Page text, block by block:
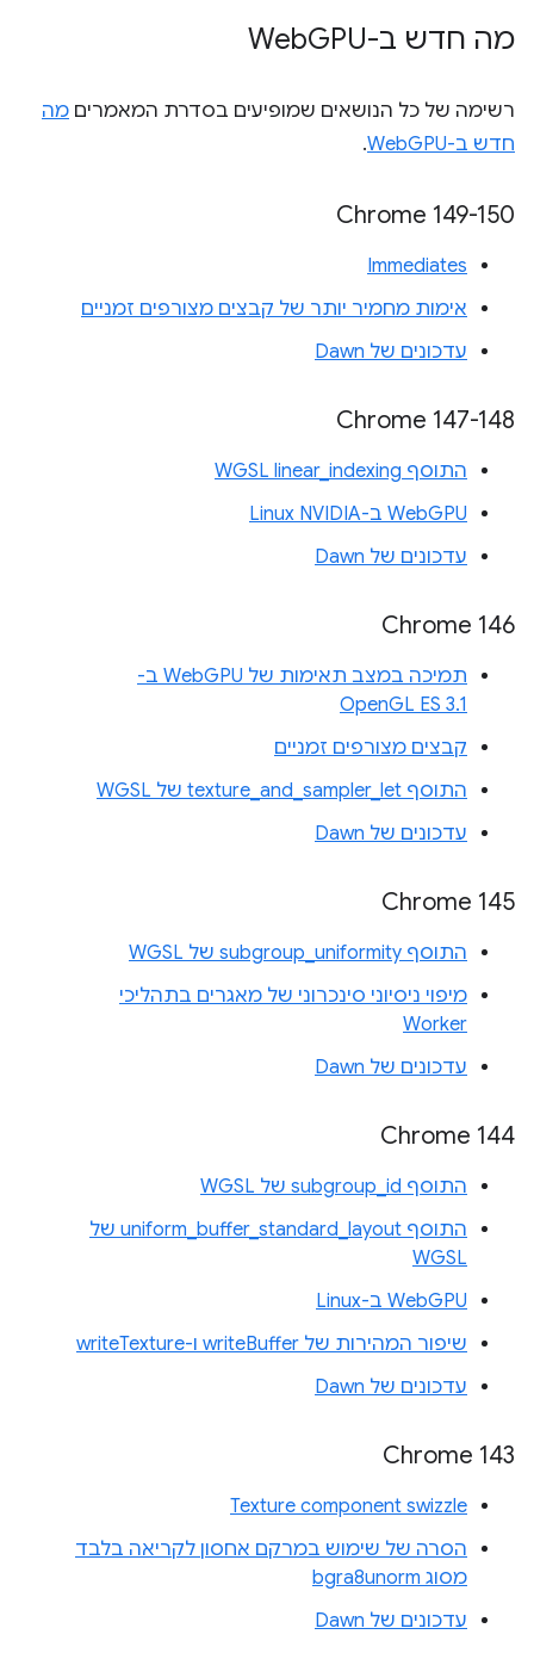
מה חדש ב-WebGPU
רשימה של כל הנושאים שמופיעים בסדרת המאמרים מה
חדש ב-WebGPU
.
‫Chrome 149-150
Immediates
אימות מחמיר יותר של קבצים מצורפים זמניים
עדכונים של Dawn
‫Chrome 147-148
התוסף WGSL linear_indexing
WebGPU ב-Linux NVIDIA
עדכונים של Dawn
Chrome 146
תמיכה במצב תאימות של WebGPU ב-
OpenGL ES 3.1
קבצים מצורפים זמניים
התוסף texture_and_sampler_let של WGSL
עדכונים של Dawn
Chrome 145
התוסף subgroup_uniformity של WGSL
מיפוי ניסיוני סינכרוני של מאגרים בתהליכי
Worker
עדכונים של Dawn
Chrome 144
התוסף subgroup_id של WGSL
התוסף uniform_buffer_standard_layout של
WGSL
WebGPU ב-Linux
שיפור המהירות של writeBuffer ו-writeTexture
עדכונים של Dawn
Chrome 143
Texture component swizzle
הסרה של שימוש במרקם אחסון לקריאה בלבד
מסוג bgra8unorm
עדכונים של Dawn